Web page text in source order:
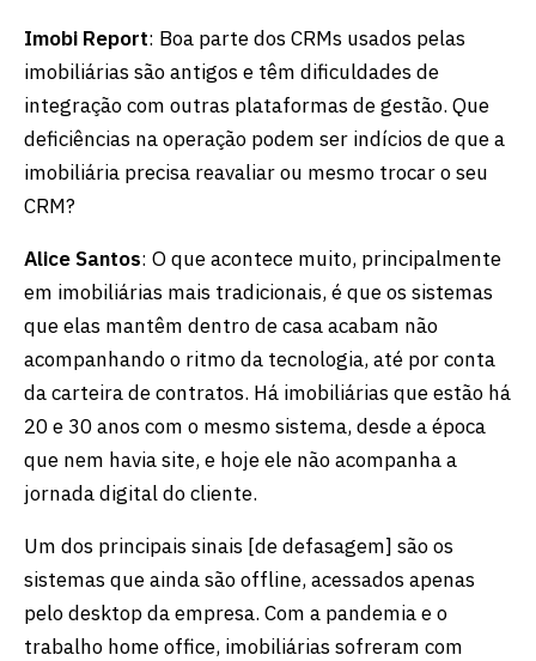
Imobi Report: Boa parte dos CRMs usados pelas
imobiliárias são antigos e têm dificuldades de
integração com outras plataformas de gestão. Que
deficiências na operação podem ser indícios de que a
imobiliária precisa reavaliar ou mesmo trocar o seu
CRM?
Alice Santos: O que acontece muito, principalmente
em imobiliárias mais tradicionais, é que os sistemas
que elas mantêm dentro de casa acabam não
acompanhando o ritmo da tecnologia, até por conta
da carteira de contratos. Há imobiliárias que estão há
20 e 30 anos com o mesmo sistema, desde a época
que nem havia site, e hoje ele não acompanha a
jornada digital do cliente.
Um dos principais sinais [de defasagem] são os
sistemas que ainda são offline, acessados apenas
pelo desktop da empresa. Com a pandemia e o
trabalho home office, imobiliárias sofreram com